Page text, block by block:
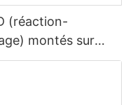
(réaction-
montés sur